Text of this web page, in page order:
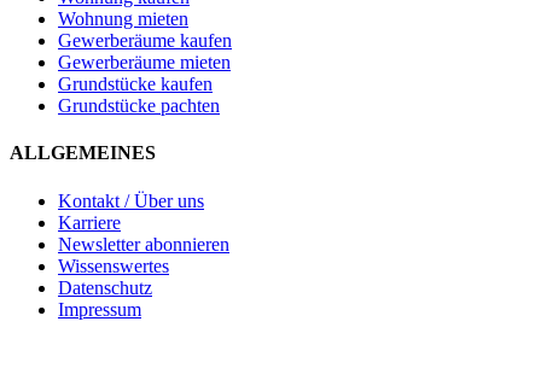
Wohnung mieten
Gewerberäume kaufen
Gewerberäume mieten
Grundstücke kaufen
Grundstücke pachten
ALLGEMEINES
Kontakt / Über uns
Karriere
Newsletter abonnieren
Wissenswertes
Datenschutz
Impressum